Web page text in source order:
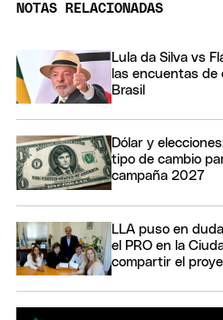
NOTAS RELACIONADAS
Lula da Silva vs
las encuentas de
Brasil
Dólar y
tipo de cambio
campaña 2027
LLA puso en
el PRO en la
compartir el